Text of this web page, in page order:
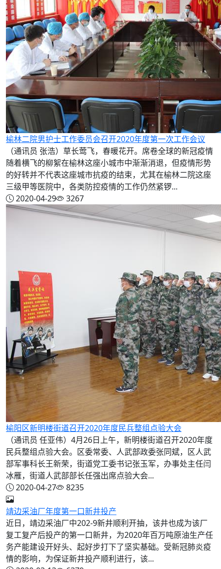
榆林二院男护士工作委员会召开2020年度第一次工作会议
（通讯员 张浩）草长莺飞，春暖花开。席卷全球的新冠疫情
随着横飞的柳絮在榆林这座小城市中渐渐消退，但疫情形势
的好转并不代表这座城市抗疫的结束，尤其在榆林二院这座
三级甲等医院中，各类防控疫情的工作仍然紧锣...
2020-04-29
3267
榆阳区新明楼街道召开2020年度民兵整组点验大会
（通讯员 任亚伟）4月26日上午，新明楼街道召开2020年度
民兵整组点验大会。区委常委、人武部政委张同斌，区人武
部军事科长王新荣，街道党工委书记张玉军，办事处主任闫
冰雁，街道人武部部长任强出席点验大会...
2020-04-27
8235
靖边采油厂年度第一口新井投产
近日，靖边采油厂中202-9新井顺利开抽，该井也成为该厂
复工复产后投产的第一口新井，为2020年百万吨原油生产任
务产能建设开好头、起好步打下了坚实基础。受新冠肺炎疫
情的影响，为保证新井投产顺利进行，该...